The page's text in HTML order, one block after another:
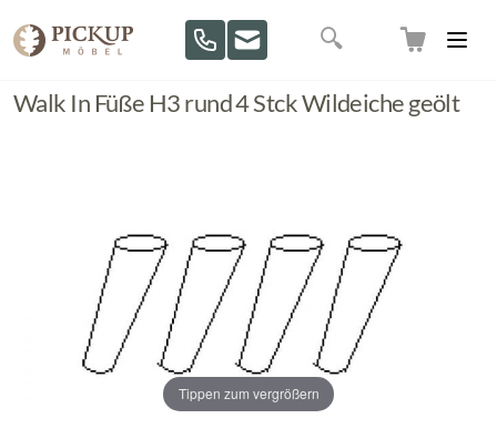
Suche
Walk In Füße H3 rund 4 Stck Wildeiche geölt
Tippen zum vergrößern